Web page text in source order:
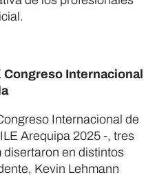
Congreso Internacional
Internacional de
Arequipa 2025 -, tres
en distintos
Kevin Lehmann